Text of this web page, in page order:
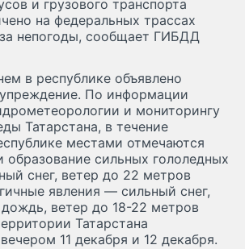
и грузового транспорта
на федеральных трассах
непогоды, сообщает ГИБДД
в республике объявлено
По информации
и мониторингу
Татарстана, в течение
местами отмечаются
сильных гололедных
снег, ветер до 22 метров
явления — сильный снег,
ветер до 18-22 метров
Татарстана
11 декабря и 12 декабря.